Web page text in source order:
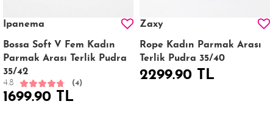
Ipanema
Bossa Soft V Fem Kadın
Parmak Arası Terlik Pudra
35/42
4.8 (4)
1699.90 TL
Zaxy
Rope Kadın Parmak Arası
Terlik Pudra 35/40
2299.90 TL